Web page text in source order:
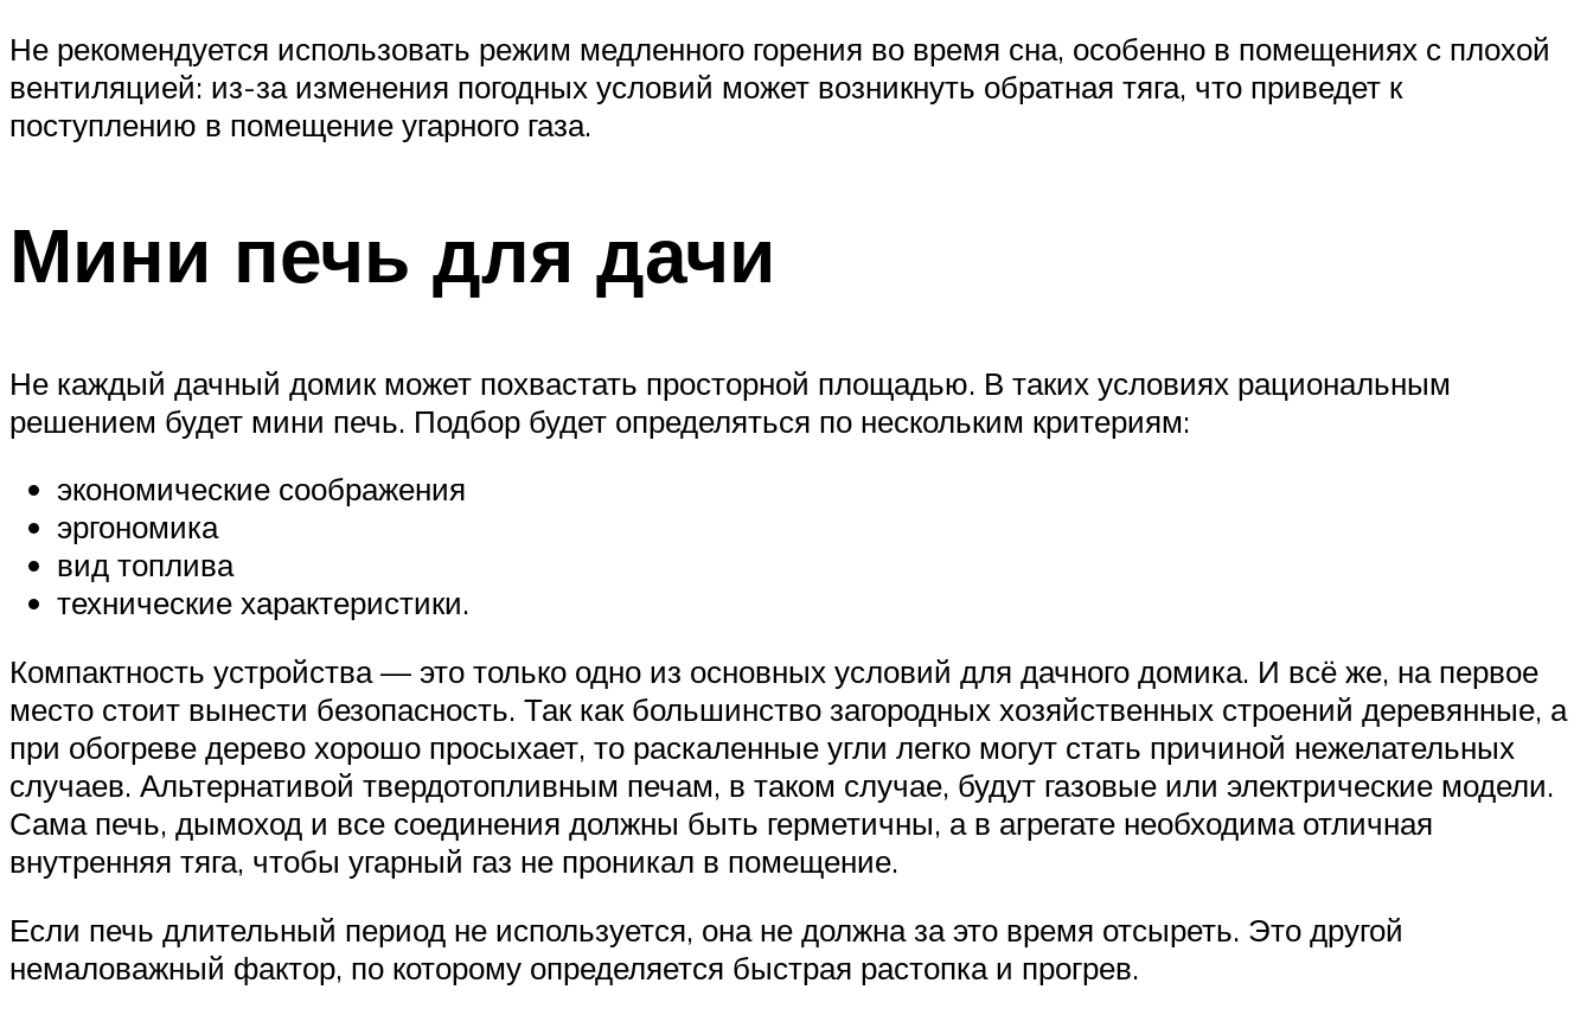
Не рекомендуется использовать режим медленного горения во время сна, особенно в помещениях с плохой
вентиляцией: из-за изменения погодных условий может возникнуть обратная тяга, что приведет к
поступлению в помещение угарного газа.
Мини печь для дачи
Не каждый дачный домик может похвастать просторной площадью. В таких условиях рациональным
решением будет мини печь. Подбор будет определяться по нескольким критериям:
экономические соображения
эргономика
вид топлива
технические характеристики.
Компактность устройства — это только одно из основных условий для дачного домика. И всё же, на первое
место стоит вынести безопасность. Так как большинство загородных хозяйственных строений деревянные, а
при обогреве дерево хорошо просыхает, то раскаленные угли легко могут стать причиной нежелательных
случаев. Альтернативой твердотопливным печам, в таком случае, будут газовые или электрические модели.
Сама печь, дымоход и все соединения должны быть герметичны, а в агрегате необходима отличная
внутренняя тяга, чтобы угарный газ не проникал в помещение.
Если печь длительный период не используется, она не должна за это время отсыреть. Это другой
немаловажный фактор, по которому определяется быстрая растопка и прогрев.